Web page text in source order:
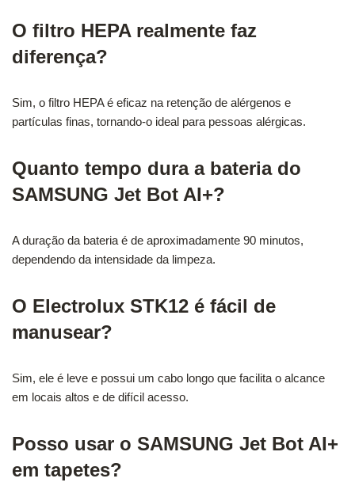
O filtro HEPA realmente faz
diferença?
Sim, o filtro HEPA é eficaz na retenção de alérgenos e
partículas finas, tornando-o ideal para pessoas alérgicas.
Quanto tempo dura a bateria do
SAMSUNG Jet Bot AI+?
A duração da bateria é de aproximadamente 90 minutos,
dependendo da intensidade da limpeza.
O Electrolux STK12 é fácil de
manusear?
Sim, ele é leve e possui um cabo longo que facilita o alcance
em locais altos e de difícil acesso.
Posso usar o SAMSUNG Jet Bot AI+
em tapetes?